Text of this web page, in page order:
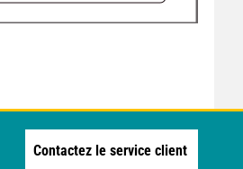
Contactez le service client